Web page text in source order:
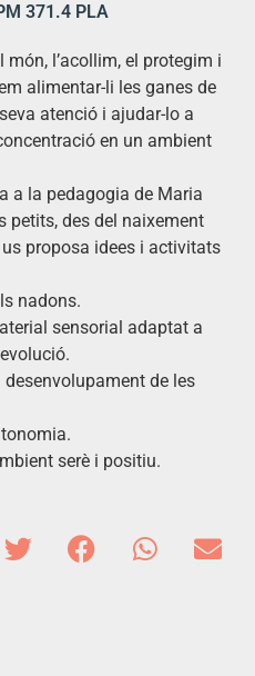
371.4 PLA
l’acollim, el protegim i
alimentar-li les ganes de
atenció i ajudar-lo a
en un ambient
a la pedagogia de Maria
petits, des del naixement
proposa idees i activitats
nadons.
sensorial adaptat a
de les
serè i positiu.